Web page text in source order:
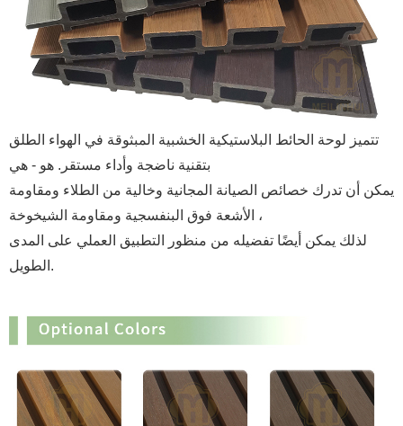
تتميز لوحة الحائط البلاستيكية الخشبية المبثوقة في الهواء الطلق
بتقنية ناضجة وأداء مستقر. هو - هي
يمكن أن تدرك خصائص الصيانة المجانية وخالية من الطلاء ومقاومة
الأشعة فوق البنفسجية ومقاومة الشيخوخة ،
لذلك يمكن أيضًا تفضيله من منظور التطبيق العملي على المدى
الطويل.